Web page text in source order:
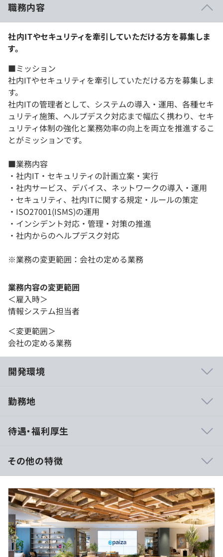
職務内容
社内ITやセキュリティを牽引していただける方を募集しま
す。
■ミッション
社内ITやセキュリティを牽引していただける方を募集しま
す。
社内ITの管理者として、システムの導入・運用、各種セキ
ュリティ施策、ヘルプデスク対応まで幅広く携わり、セキ
ュリティ体制の強化と業務効率の向上を両立を推進するこ
とがミッションです。
■業務内容
・社内IT・セキュリティの計画立案・実行
・社内サービス、デバイス、ネットワークの導入・運用
・セキュリティ、社内ITに関する規定・ルールの策定
・ISO27001(ISMS)の運用
・インシデント対応・管理・対策の推進
・社内からのヘルプデスク対応
※業務の変更範囲：会社の定める業務
業務内容の変更範囲
＜雇入時＞
情報システム担当者
＜変更範囲＞
会社の定める業務
開発環境
・macOS 120台、Windows 150台
Workspace(Business Plus)
・IdP: Okta
・MDM: Jamf、Intune(EntraID)
・コミュニケーション: Slack、ZoomPhone、
Confluence、Jira
・他: Redash、バクラク、セキュリオ、ワスレナイ etc.
勤務地
待遇・福利厚生
≪想定年収内訳≫
月収12カ月分 + 業績賞与 年4回
※業績賞与については業績・評価変動有
≪月収詳細≫
想定月収： 428,572円～642,859円
その他の特徴